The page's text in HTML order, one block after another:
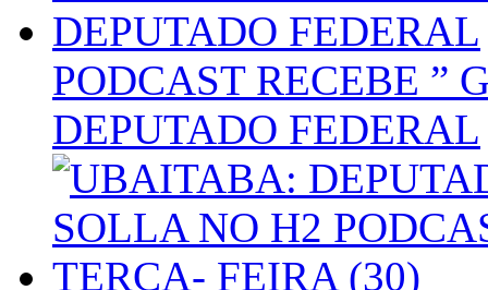
PODCAST RECEBE ”
DEPUTADO FEDERAL